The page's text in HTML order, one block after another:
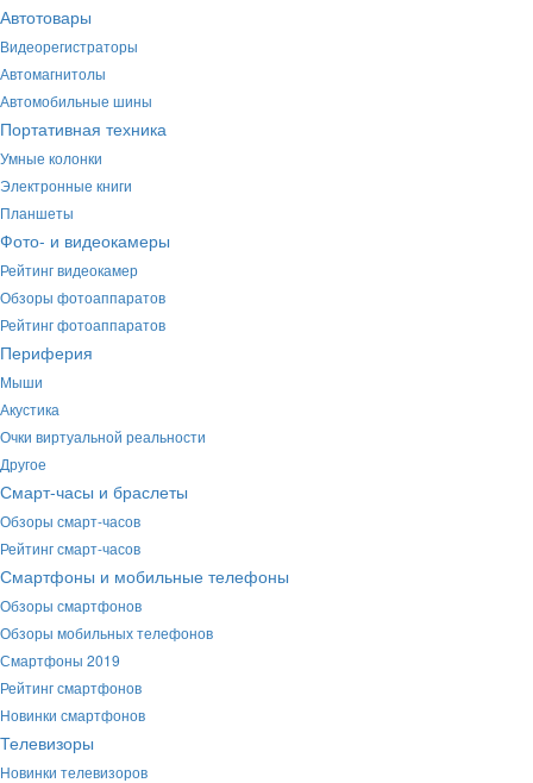
Автотовары
Видеорегистраторы
Автомагнитолы
Автомобильные шины
Портативная техника
Умные колонки
Электронные книги
Планшеты
Фото- и видеокамеры
Рейтинг видеокамер
Обзоры фотоаппаратов
Рейтинг фотоаппаратов
Периферия
Мыши
Акустика
Очки виртуальной реальности
Другое
Смарт-часы и браслеты
Обзоры смарт-часов
Рейтинг смарт-часов
Смартфоны и мобильные телефоны
Обзоры смартфонов
Обзоры мобильных телефонов
Смартфоны 2019
Рейтинг смартфонов
Новинки смартфонов
Телевизоры
Новинки телевизоров